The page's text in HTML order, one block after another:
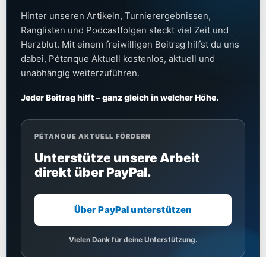
Hinter unseren Artikeln, Turnierergebnissen,
Ranglisten und Podcastfolgen steckt viel Zeit und
Herzblut. Mit einem freiwilligen Beitrag hilfst du uns
dabei, Pétanque Aktuell kostenlos, aktuell und
unabhängig weiterzuführen.
Jeder Beitrag hilft – ganz gleich in welcher Höhe.
PÉTANQUE AKTUELL FÖRDERN
Unterstütze unsere Arbeit
direkt über PayPal.
Über PayPal unterstützen
Vielen Dank für deine Unterstützung.